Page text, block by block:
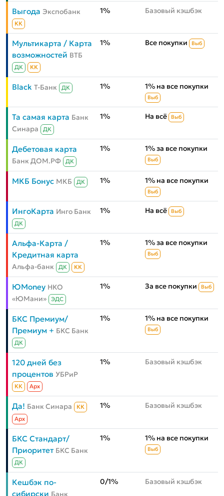
Выгода Экспобанк
КК
1% Базовый кэшбэк
Мультикарта / Карта
возможностей ВТБ
ДК КК
1% Все покупки Выб
Black Т-Банк ДК 1% 1% на все покупки
Выб
Та самая карта Банк
Синара
ДК
1% На всё Выб
Дебетовая карта
Банк ДОМ.РФ ДК
1% 1% за все покупки
Выб
МКБ Бонус МКБ ДК 1% 1% на все покупки
Выб
ИнгоКарта Инго Банк
ДК
1% На всё Выб
Альфа-Карта /
Кредитная карта
Альфа-банк ДК КК
1% 1% за все покупки
Выб
ЮMoney НКО
«ЮМани»
ЭДС
1% За все покупки Выб
БКС Премиум/
Премиум + БКС Банк
ДК
1% 1% на все покупки
Выб
120 дней без
процентов УБРиР
КК Aрх
1% Базовый кэшбэк
Да! Банк Синара
КК
Aрх
1% Базовый кэшбэк
БКС Стандарт/
Приоритет БКС Банк
ДК
1% 1% на все покупки
Выб
Кешбэк по-
сибирски Банк
0/1% Базовый кэшбэк